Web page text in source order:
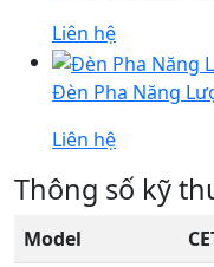
Liên hệ
Đèn Pha Năng
Liên hệ
Thông số kỹ
Model